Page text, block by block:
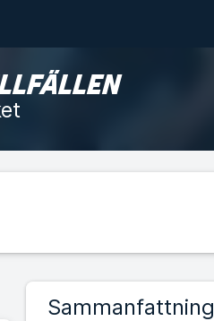
Sammanfattning